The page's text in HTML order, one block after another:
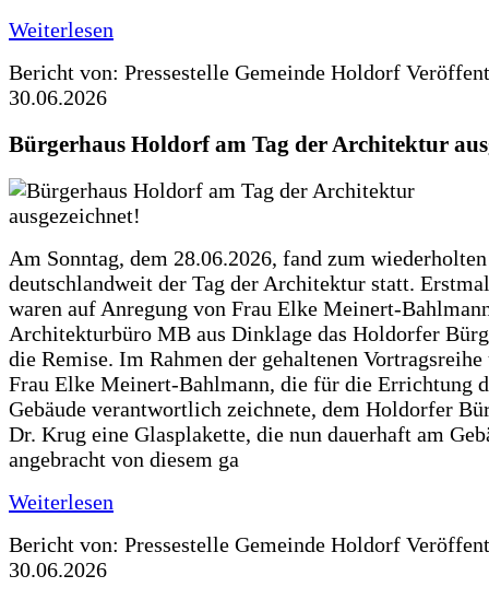
Weiterlesen
Bericht von: Pressestelle Gemeinde Holdorf
30.06.2026
Bürgerhaus Holdorf am Tag der Architektur
Am Sonntag, dem 28.06.2026, fand zum
deutschlandweit der Tag der Architektur statt.
waren auf Anregung von Frau Elke Meinert-
Architekturbüro MB aus Dinklage das Holdorfer
die Remise. Im Rahmen der gehaltenen
Frau Elke Meinert-Bahlmann, die für die Errichtung
Gebäude verantwortlich zeichnete, dem Holdorfer
Dr. Krug eine Glasplakette, die nun dauerhaft am
angebracht von diesem ga
Weiterlesen
Bericht von: Pressestelle Gemeinde Holdorf
30.06.2026